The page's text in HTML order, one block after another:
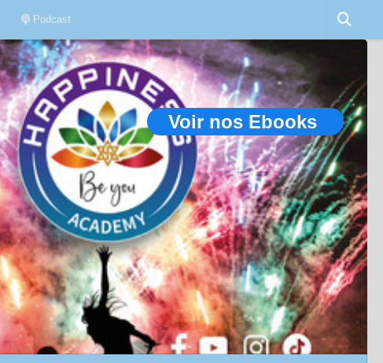
Podcast
Voir nos Ebooks